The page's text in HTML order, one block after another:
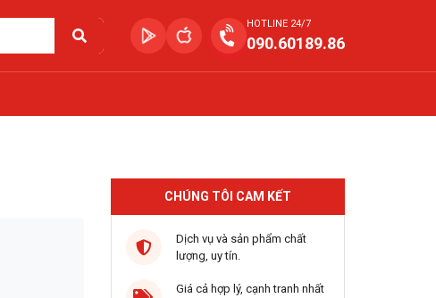
HOTLINE 24/7
090.60189.86
CHÚNG TÔI CAM KẾT
Dịch vụ và sản phẩm chất
lượng, uy tín.
Giá cả hợp lý, cạnh tranh nhất